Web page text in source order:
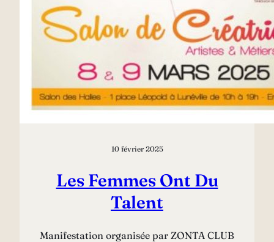
10 février 2025
Les Femmes Ont Du
Talent
Manifestation organisée par ZONTA CLUB